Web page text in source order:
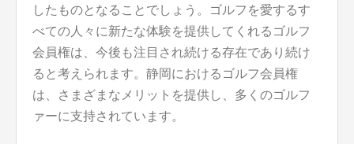
したものとなることでしょう。ゴルフを愛するす
べての人々に新たな体験を提供してくれるゴルフ
会員権は、今後も注目され続ける存在であり続け
ると考えられます。静岡におけるゴルフ会員権
は、さまざまなメリットを提供し、多くのゴルフ
ァーに支持されています。